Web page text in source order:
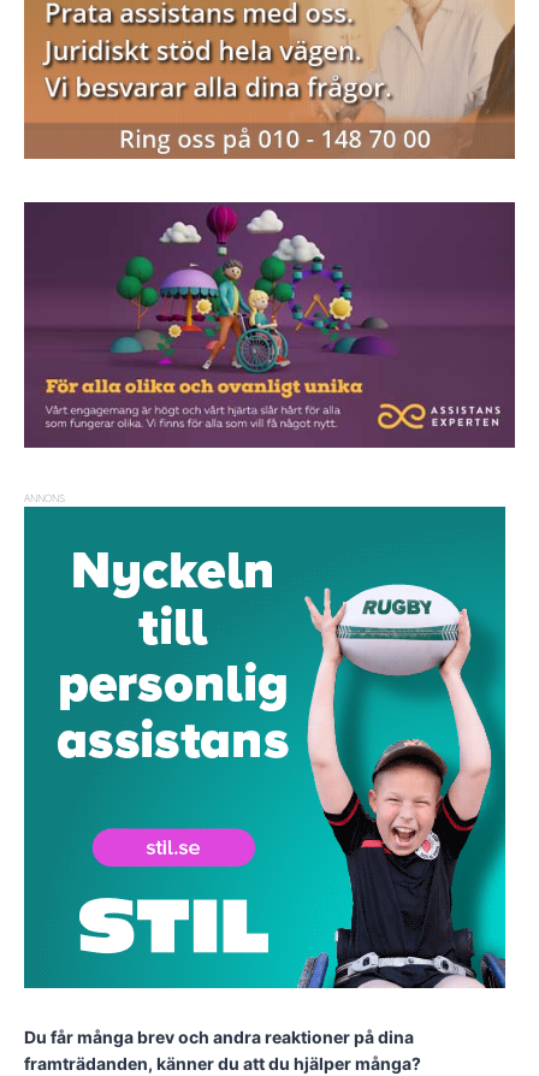
ANNONS
Du får många brev och andra reaktioner på dina
framträdanden, känner du att du hjälper många?